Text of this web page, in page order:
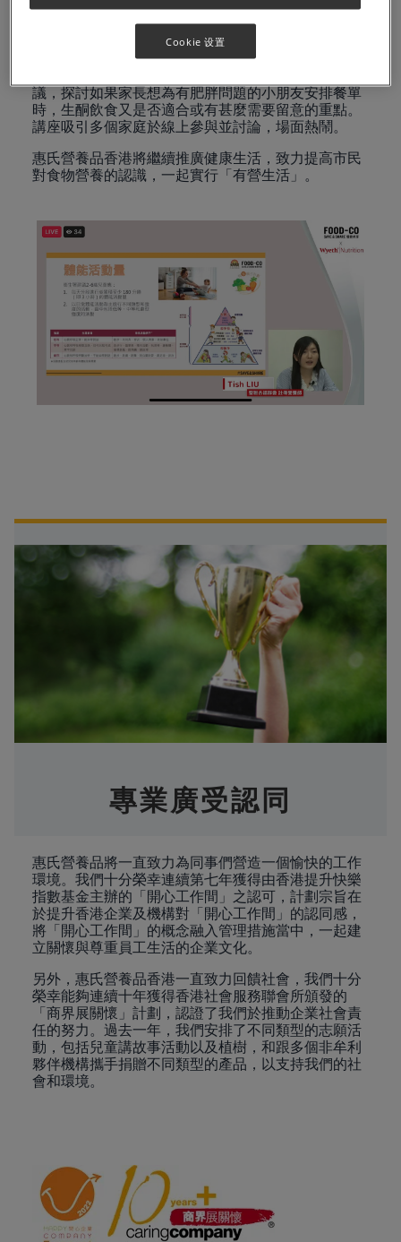
計劃來到第10個年度，今年以線上講座為計劃揭開序
幕，由聖雅各福群會之營養師講解生酮飲食 — 這種
近年興起的飲食習慣。
議，探討如果家長想為有肥胖問題的小朋友安排餐單
時，生酮飲食又是否適合或有甚麼需要留意的重點。
講座吸引多個家庭於線上參與並討論，場面熱鬧。
惠氏營養品香港將繼續推廣健康生活，致力提高市民
對食物營養的認識，一起實行「有營生活」。
專業廣受認同
惠氏營養品將一直致力為同事們營造一個愉快的工作
環境。我們十分榮幸連續第七年獲得由香港提升快樂
指數基金主辦的「開心工作間」之認可，計劃宗旨在
於提升香港企業及機構對「開心工作間」的認同感，
將「開心工作間」的概念融入管理措施當中，一起建
立關懷與尊重員工生活的企業文化。
另外，惠氏營養品香港一直致力回饋社會，我們十分
榮幸能夠連續十年獲得香港社會服務聯會所頒發的
「商界展關懷」計劃，認證了我們於推動企業社會責
任的努力。過去一年，我們安排了不同類型的志願活
動，包括兒童講故事活動以及植樹，和跟多個非牟利
夥伴機構攜手捐贈不同類型的產品，以支持我們的社
會和環境。
Cookie 设置